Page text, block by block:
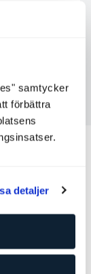
samtycker
förbättra
detaljer